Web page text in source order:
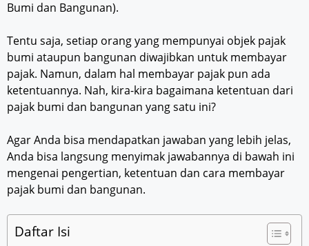
Bumi dan Bangunan).
Tentu saja, setiap orang yang mempunyai objek pajak
bumi ataupun bangunan diwajibkan untuk membayar
pajak. Namun, dalam hal membayar pajak pun ada
ketentuannya. Nah, kira-kira bagaimana ketentuan dari
pajak bumi dan bangunan yang satu ini?
Agar Anda bisa mendapatkan jawaban yang lebih jelas,
Anda bisa langsung menyimak jawabannya di bawah ini
mengenai pengertian, ketentuan dan cara membayar
pajak bumi dan bangunan.
Daftar Isi